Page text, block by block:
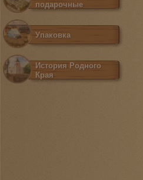
подарочные
Упаковка
История Родного
Края